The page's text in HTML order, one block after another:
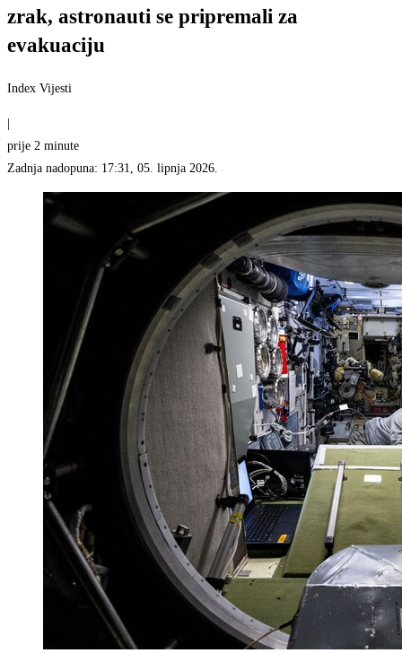
zrak, astronauti se pripremali za
evakuaciju
Index Vijesti
prije 2 minute
Zadnja nadopuna: 17:31, 05. lipnja 2026.